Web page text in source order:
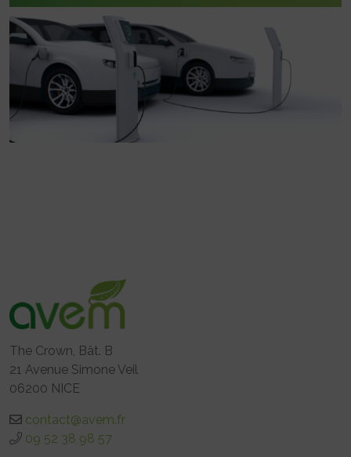
The Crown, Bât. B
21 Avenue Simone Veil
06200 NICE
contact@avem.fr
09 52 38 98 57